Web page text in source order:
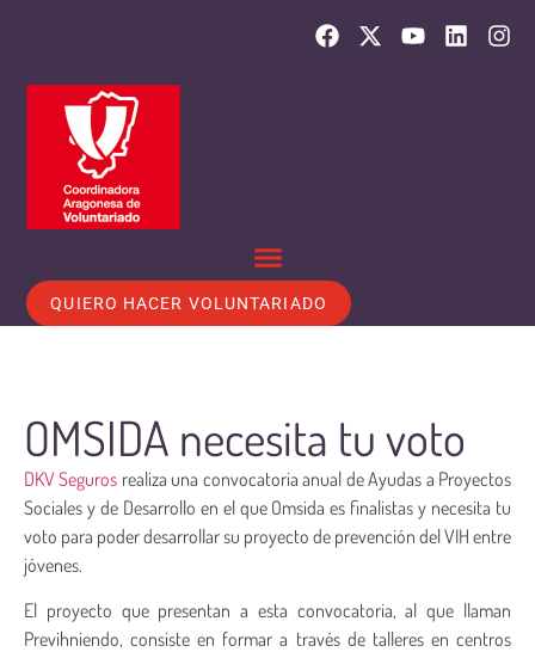
QUIERO HACER VOLUNTARIADO
OMSIDA necesita tu voto
DKV Seguros realiza una convocatoria anual de Ayudas a Proyectos
Sociales y de Desarrollo en el que Omsida es finalistas y necesita tu
voto para poder desarrollar su proyecto de prevención del VIH entre
jóvenes.
El proyecto que presentan a esta convocatoria, al que llaman
Previhniendo, consiste en formar a través de talleres en centros